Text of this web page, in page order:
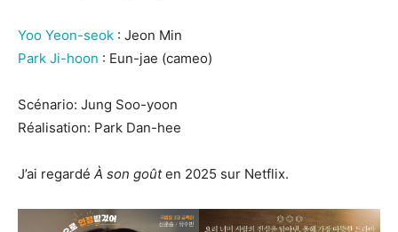
Yoo Yeon-seok : Jeon Min
Park Ji-hoon : Eun-jae (cameo)
Scénario: Jung Soo-yoon
Réalisation: Park Dan-hee
J’ai regardé À son goûten 2025 sur Netflix.